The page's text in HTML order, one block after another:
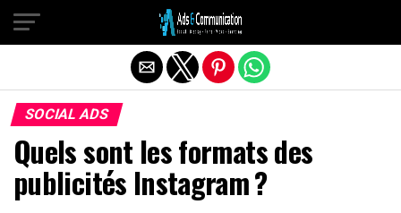
SOCIAL ADS
Quels sont les formats des
publicités Instagram ?
Quitter la version mobile